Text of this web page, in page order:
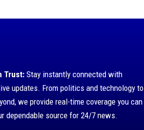
Trust: Stay instantly connected with
updates. From politics and technology to
we provide real-time coverage you can
dependable source for 24/7 news.